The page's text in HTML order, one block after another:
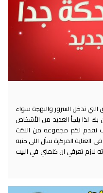
تدخل السرور والبهجة سواء
لذا يلجأ العديد من الأشخاص
نقدم لكم مجموعه من النكت
العناية المركزة سأل اللى جنبه
لازم تعرفي ان كلمتي في البيت